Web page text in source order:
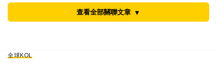
查看全部關聯文章 ▼
全球KOL